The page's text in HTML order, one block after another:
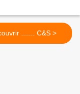
Découvrir ....... C&S >